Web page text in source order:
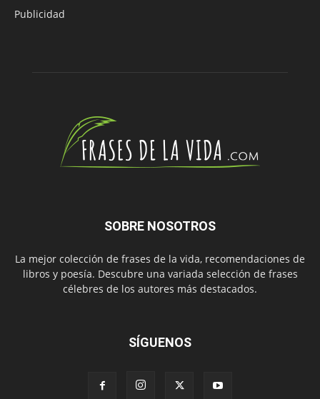
Publicidad
SOBRE NOSOTROS
La mejor colección de frases de la vida, recomendaciones de
libros y poesía. Descubre una variada selección de frases
célebres de los autores más destacados.
SÍGUENOS